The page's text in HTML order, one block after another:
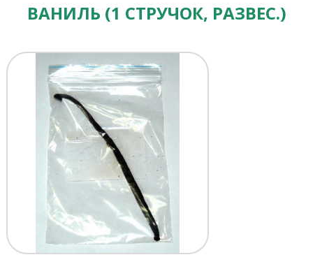
ВАНИЛЬ (1 СТРУЧОК, РАЗВЕС.)